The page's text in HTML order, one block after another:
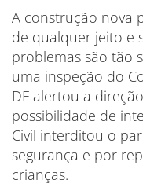
A construção nova
de qualquer jeito e
problemas são tão
uma inspeção do
DF alertou a
possibilidade de
Civil interditou o
segurança e por
crianças.